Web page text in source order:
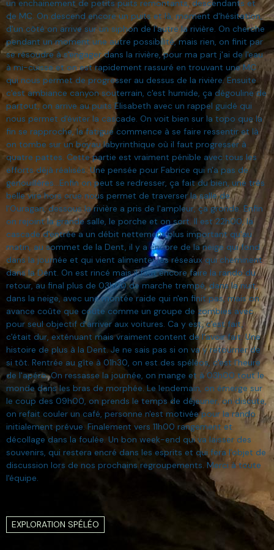
un enchainement de petits puits remontants, descendants et
de MC. On descend encore un puits et là, moment d'hésitation,
d'un côté on arrive sur un siphon de l'autre la rivière. On cherche
pendant un moment une autre possibilité, mais rien, on finit par
se résoudre à s'engager dans la rivière, pour ma part j'ai de l'eau
à mi-cuisse et on est rapidement rassuré en trouvant une MC
qui nous permet de progresser au dessus de la rivière. Ensuite
c'est ambiance canyon souterrain, c'est humide, ça dégouline de
partout, on arrive au puits Elisabeth avec un rappel guidé qui
nous permet d'éviter la cascade. On voit bien sur la topo que la
fin se rapproche, la fatigue commence à se faire ressentir et là
on tombe sur un boyau labyrinthique où il faut progresser à
quatre pattes. Cette partie est vraiment pénible avec tous les
efforts déjà réalisés. Une pensée pour Fabrice qui n'a pas de
genouillères...Enfin on peut se redresser, ça fait du bien, une très
belle vire hors crue nous permet de traverser la salle de
l'Ouragan, dessous la rivière a pris de l'ampleur, ça gronde. Enfin
on rejoint la grande salle, le porche et on sort. Il est 22h00, la
cascade d'entrée a un débit nettement plus important qu'au
matin, au sommet de la Dent, il y a encore de la neige qui fond
dans la journée et qui vient alimenter les réseaux qui cheminent
dans la Dent. On est rincé mais il faut encore faire la rando du
retour, au final plus de 03h00 de marche trempé, dans la nuit,
dans la neige, avec une montée raide qui n'en finit pas, mais on
avance coûte que coûte comme un groupe de zombies avec
pour seul objectif d'arriver aux voitures. Ca y est, c'est fait,
c'était dur, exténuant mais vraiment content de l'avoir fait. Une
histoire de plus à la Dent. Je ne sais pas si on va y retourner de
si tôt. Rentrée au gîte à 01h30, on est des spéléos, c'est l'heure
de l'apéro. On ressasse la journée, on mange et à 03h00 tout le
monde dans les bras de morphée. Le lendemain, on émerge sur
le coup des 09h00, on prends le temps de déjeuner, on discute,
on refait couler un café, personne n'est motivée pour la rando
initialement prévue. Finalement vers 11h00 rangement et
décollage dans la foulée. Un bon week-end qui va laisser des
souvenirs, qui restera encré dans les esprits et qui fera l'objet de
discussion lors de nos prochains regroupements. Merci à toute
l'équipe.
EXPLORATION SPÉLÉO